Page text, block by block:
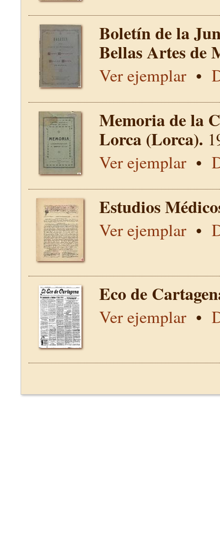
Boletín de la
Bellas Artes
Ver ejemplar•
Memoria de la
Lorca (Lorca).
Ver ejemplar•
Estudios
Ver ejemplar•
Eco de
Ver ejemplar•